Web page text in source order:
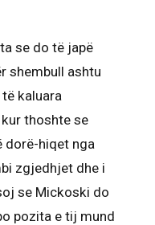
se do të japë
shembull ashtu
kaluara
thoshte se
dorë-hiqet nga
zgjedhjet dhe i
se Mickoski do
pozita e tij mund